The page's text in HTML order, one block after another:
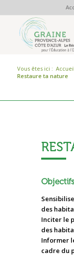
Vous êtes ici : Accueil
Restaure ta nature
des
Inciter le
des
Informer
cadre du